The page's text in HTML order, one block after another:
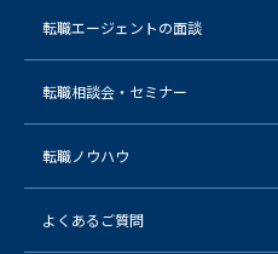
転職エージェントの面談
転職相談会・セミナー
転職ノウハウ
よくあるご質問